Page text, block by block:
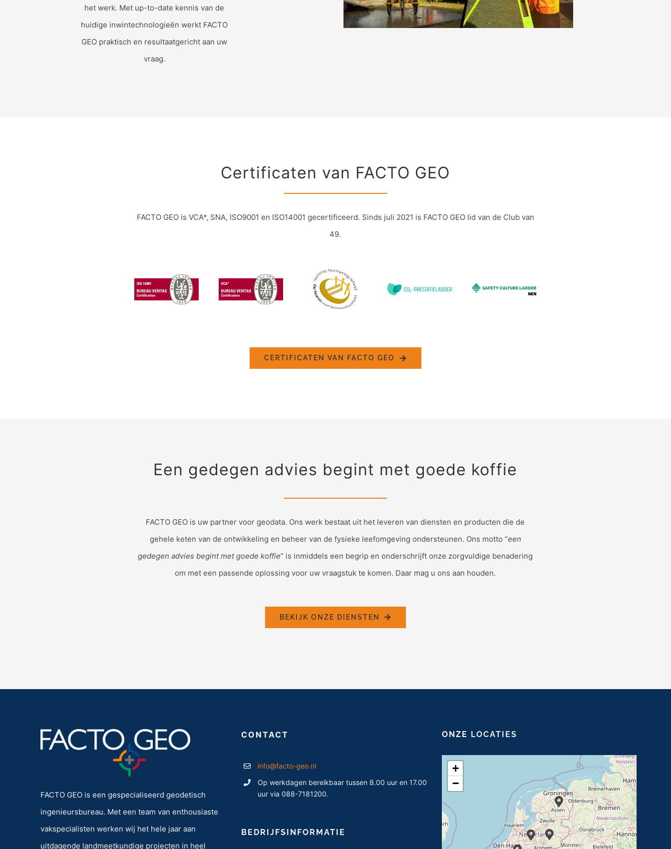
het werk. Met up-to-date kennis van de
huidige inwintechnologieën werkt FACTO
GEO praktisch en resultaatgericht aan uw
vraag.
Certificaten van FACTO GEO
FACTO GEO is VCA*, SNA, ISO9001 en ISO14001 gecertificeerd. Sinds juli 2021 is FACTO GEO lid van de Club van
49.
CERTIFICATEN VAN FACTO GEO
Een gedegen advies begint met goede koffie
FACTO GEO is uw partner voor geodata. Ons werk bestaat uit het leveren van diensten en producten die de
gehele keten van de ontwikkeling en beheer van de fysieke leefomgeving ondersteunen. Ons motto “een
gedegen advies begint met goede koffie” is inmiddels een begrip en onderschrijft onze zorgvuldige benadering
om met een passende oplossing voor uw vraagstuk te komen. Daar mag u ons aan houden.
BEKIJK ONZE DIENSTEN
FACTO GEO is een gespecialiseerd geodetisch
ingenieursbureau. Met een team van enthousiaste
vakspecialisten werken wij het hele jaar aan
uitdagende landmeetkundige projecten in heel
CONTACT
info@facto-geo.nl
Op werkdagen bereikbaar tussen 8.00 uur en 17.00
uur via 088-7181200.
BEDRIJFSINFORMATIE
ONZE LOCATIES
+
−